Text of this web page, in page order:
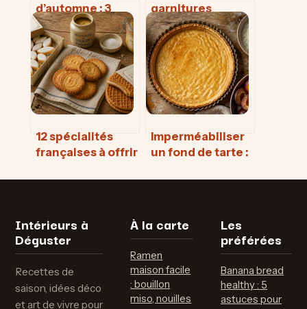
d’automne : 3
réflexes pour
préserver leurs
vitamines et
booster votre
immunité
garnitures
incontournables
pour équilibrer le
fromage coulant
12 spécialités
françaises à offrir
choisir des
transportables
Imperméabiliser
un fond de tarte :
chef pour une
Intérieurs à
Déguster
Recettes de
saison, idées déco
et art de vivre pour
À la carte
Ramen
maison facile
: bouillon
miso, nouilles
Les
préférées
Banana bread
healthy : 5
astuces pour